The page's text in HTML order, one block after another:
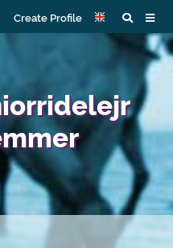
Create Profile